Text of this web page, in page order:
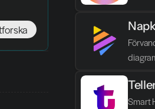
Smart